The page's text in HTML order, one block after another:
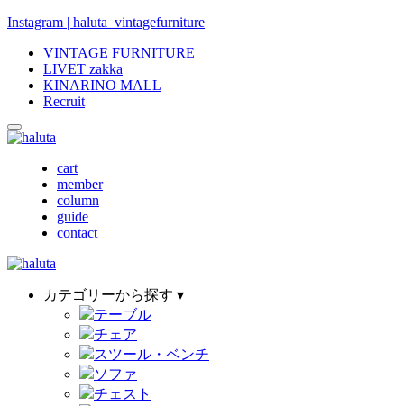
Instagram | haluta_vintagefurniture
VINTAGE FURNITURE
LIVET zakka
KINARINO MALL
Recruit
cart
member
column
guide
contact
カテゴリーから探す ▾
テーブル
チェア
スツール・ベンチ
ソファ
チェスト